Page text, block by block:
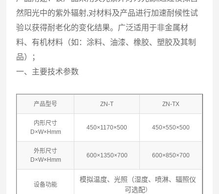
然阳光中的紫外辐射,对材料及产品进行加速耐候性试
验以获得耐老化的变化结果。广泛适用于非金属材
料、有机材料（如：涂料、油漆、橡胶、塑胶及其制
品）；
一、主要技术参数
产品型号 ZN-T ZN-TX
内形尺寸
D×W×Hmm
450×1170×500 450×550×500
外形尺寸
D×W×Hmm
600×1350×700 600×850×700
设备功能
模拟温度、光照（湿度、喷淋、辐照仪
可选配）